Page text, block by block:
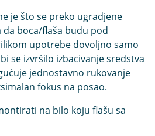
je što se preko ugradjene
boca/flaša budu pod
upotrebe dovoljno samo
se izvršilo izbacivanje sredstva
jednostavno rukovanje
fokus na posao.
na bilo koju flašu sa